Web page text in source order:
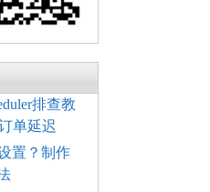
排查教
单延迟
置？制作